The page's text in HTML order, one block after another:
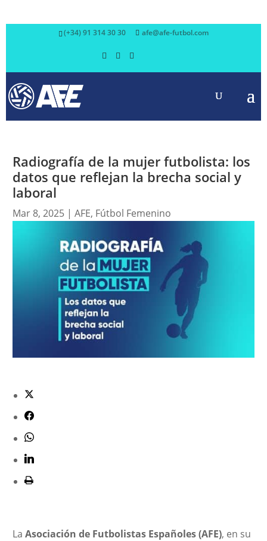
(+34) 91 314 30 30 afe@afe-futbol.com
Radiografía de la mujer futbolista: los
datos que reflejan la brecha social y
laboral
Mar 8, 2025| AFE, Fútbol Femenino
La Asociación de Futbolistas Españoles (AFE), en su